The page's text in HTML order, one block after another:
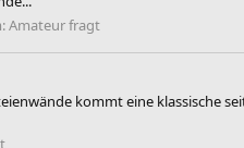
Amateur fragt
kommt eine klassische